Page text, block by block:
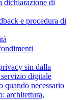
dichiarazione di
e procedura di
sin dalla
digitale
quando necessario
architettura,